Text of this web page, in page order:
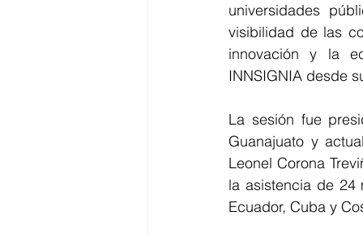
universidades
visibilidad de las
innovación y la
INNSIGNIA desde
La sesión fue
Guanajuato y
Leonel Corona
la asistencia de 24
Ecuador, Cuba y